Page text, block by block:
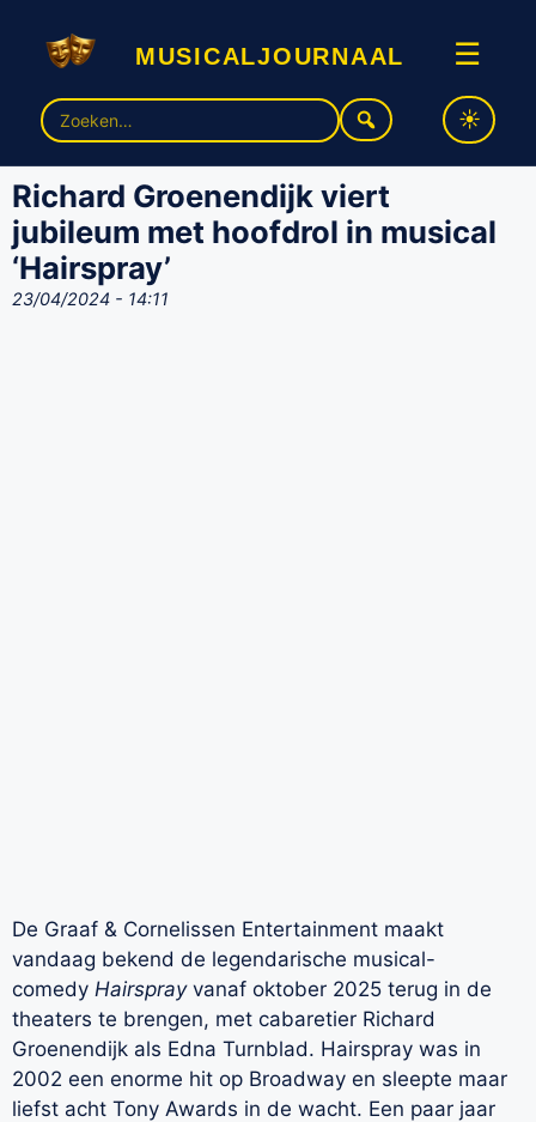
musicaljournaal ☰
Zoek
naar:
Richard Groenendijk viert
jubileum met hoofdrol in musical
‘Hairspray’
23/04/2024 - 14:11
De Graaf & Cornelissen Entertainment maakt
vandaag bekend de legendarische musical-
comedy Hairsprayvanaf oktober 2025 terug in de
theaters te brengen, met cabaretier Richard
Groenendijk als Edna Turnblad. Hairspray was in
2002 een enorme hit op Broadway en sleepte maar
liefst acht Tony Awards in de wacht. Een paar jaar